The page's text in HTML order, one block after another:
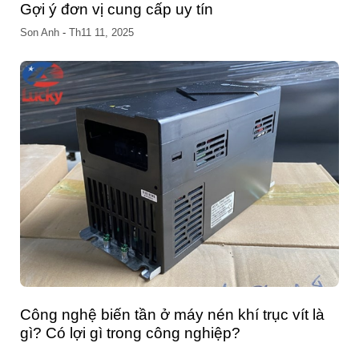
Gợi ý đơn vị cung cấp uy tín
Son Anh - Th11 11, 2025
Công nghệ biến tần ở máy nén khí trục vít là
gì? Có lợi gì trong công nghiệp?